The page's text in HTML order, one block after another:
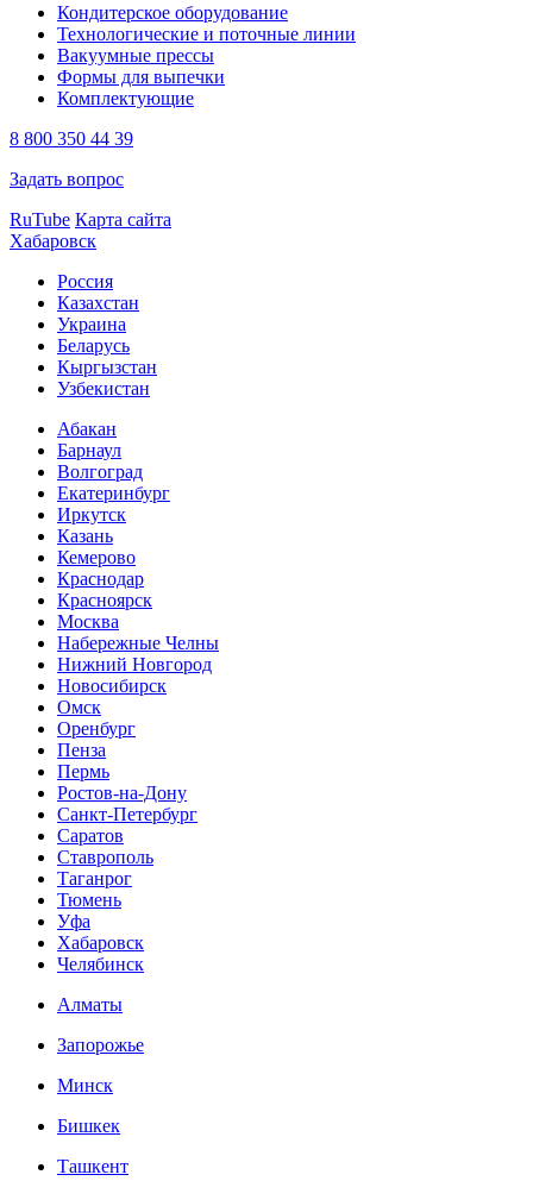
Кондитерское оборудование
Технологические и поточные линии
Вакуумные прессы
Формы для выпечки
Комплектующие
8 800 350 44 39
Задать вопрос
RuTube Карта сайта
Хабаровск
Россия
Казахстан
Украина
Беларусь
Кыргызстан
Узбекистан
Абакан
Барнаул
Волгоград
Екатеринбург
Иркутск
Казань
Кемерово
Краснодар
Красноярск
Москва
Набережные Челны
Нижний Новгород
Новосибирск
Омск
Оренбург
Пенза
Пермь
Ростов-на-Дону
Санкт-Петербург
Саратов
Ставрополь
Таганрог
Тюмень
Уфа
Хабаровск
Челябинск
Алматы
Запорожье
Минск
Бишкек
Ташкент